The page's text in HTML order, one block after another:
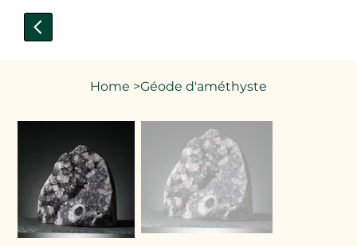
Home >Géode d'améthyste